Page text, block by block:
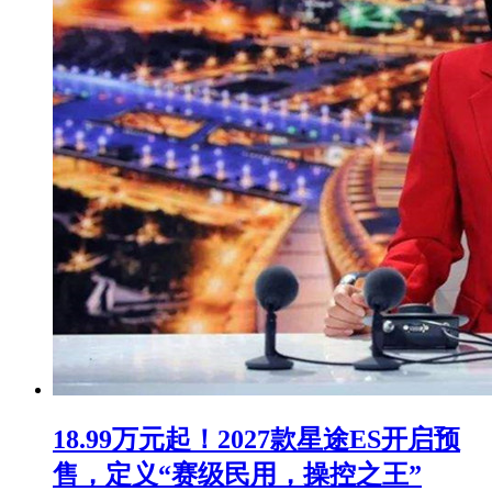
18.99万元起！2027款星途ES开启预
售，定义“赛级民用，操控之王”